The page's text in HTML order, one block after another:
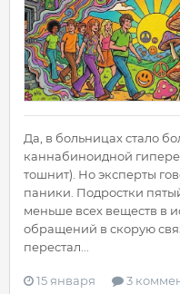
Да, в больницах стало
каннабиноидной
тошнит). Но эксперты
паники. Подростки
меньше всех веществ в
обращений в скорую
перестал...
15 января 3